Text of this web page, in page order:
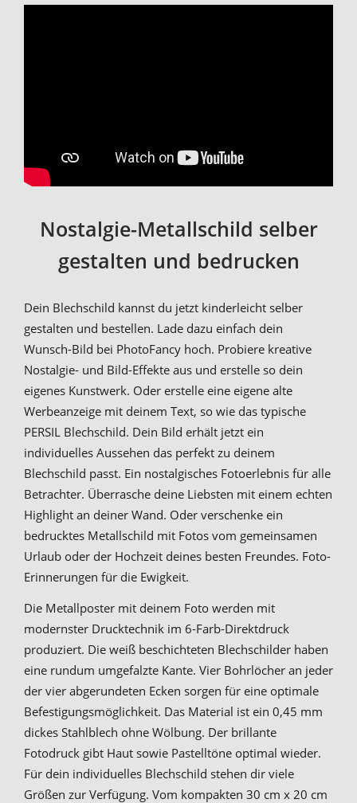
Nostalgie-Metallschild selber
gestalten und bedrucken
Dein Blechschild kannst du jetzt kinderleicht selber
gestalten und bestellen. Lade dazu einfach dein
Wunsch-Bild bei PhotoFancy hoch. Probiere kreative
Nostalgie- und Bild-Effekte aus und erstelle so dein
eigenes Kunstwerk. Oder erstelle eine eigene alte
Werbeanzeige mit deinem Text, so wie das typische
PERSIL Blechschild. Dein Bild erhält jetzt ein
individuelles Aussehen das perfekt zu deinem
Blechschild passt. Ein nostalgisches Fotoerlebnis für alle
Betrachter. Überrasche deine Liebsten mit einem echten
Highlight an deiner Wand. Oder verschenke ein
bedrucktes Metallschild mit Fotos vom gemeinsamen
Urlaub oder der Hochzeit deines besten Freundes. Foto-
Erinnerungen für die Ewigkeit.
Die Metallposter mit deinem Foto werden mit
modernster Drucktechnik im 6-Farb-Direktdruck
produziert. Die weiß beschichteten Blechschilder haben
eine rundum umgefalzte Kante. Vier Bohrlöcher an jeder
der vier abgerundeten Ecken sorgen für eine optimale
Befestigungsmöglichkeit. Das Material ist ein 0,45 mm
dickes Stahlblech ohne Wölbung. Der brillante
Fotodruck gibt Haut sowie Pastelltöne optimal wieder.
Für dein individuelles Blechschild stehen dir viele
Größen zur Verfügung. Vom kompakten 30 cm x 20 cm